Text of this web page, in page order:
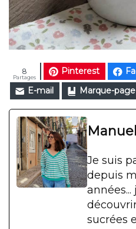
Pinterest
E-mail
Marque-page
Partages
8
Je suis
depuis
sucrées